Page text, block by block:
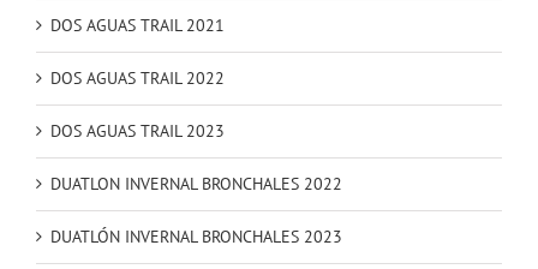
DOS AGUAS TRAIL 2021
DOS AGUAS TRAIL 2022
DOS AGUAS TRAIL 2023
DUATLON INVERNAL BRONCHALES 2022
DUATLÓN INVERNAL BRONCHALES 2023